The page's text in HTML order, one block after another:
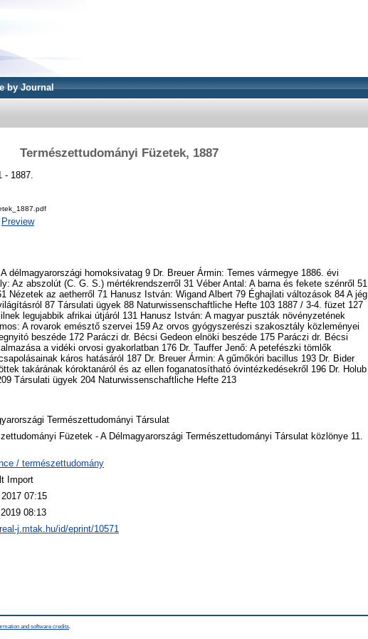
by Journal
Természettudományi Füzetek, 1887
- 1887.
Preview
délmagyarországi homoksivatag 9 Dr. Breuer Ármin: Temes vármegye 1886. évi
Az abszolút (C. G. S.) mértékrendszerről 31 Véber Antal: A barna és fekete szénről 51
Nézetek az aetherről 71 Hanusz István: Wigand Albert 79 Éghajlati változások 84 A jég
87 Társulati ügyek 88 Naturwissenschaftliche Hefte 103 1887 / 3-4. füzet 127
legujabbik afrikai útjáról 131 Hanusz István: A magyar puszták növényzetének
A rovarok emésztő szervei 159 Az orvos gyógyszerészi szakosztály közleményei
beszéde 172 Paráczi dr. Bécsi Gedeon elnöki beszéde 175 Paráczi dr. Bécsi
a vidéki orvosi gyakorlatban 176 Dr. Tauffer Jenő: A petefészki tömlők
káros hatásáról 187 Dr. Breuer Ármin: A gűmőkóri bacillus 193 Dr. Bider
takárának kóroktanáról és az ellen foganatosítható óvintézkedésekről 196 Dr. Holub
Társulati ügyek 204 Naturwissenschaftliche Hefte 213
Természettudományi Társulat
Füzetek - A Délmagyarországi Természettudományi Társulat közlönye 11.
/ természettudomány
Import
07:15
08:13
j.mtak.hu/id/eprint/10571
and software credits